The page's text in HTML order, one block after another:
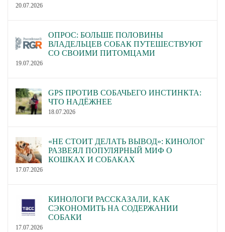
20.07.2026
ОПРОС: БОЛЬШЕ ПОЛОВИНЫ
ВЛАДЕЛЬЦЕВ СОБАК ПУТЕШЕСТВУЮТ
СО СВОИМИ ПИТОМЦАМИ
19.07.2026
GPS ПРОТИВ СОБАЧЬЕГО ИНСТИНКТА:
ЧТО НАДЁЖНЕЕ
18.07.2026
«НЕ СТОИТ ДЕЛАТЬ ВЫВОД»: КИНОЛОГ
РАЗВЕЯЛ ПОПУЛЯРНЫЙ МИФ О
КОШКАХ И СОБАКАХ
17.07.2026
КИНОЛОГИ РАССКАЗАЛИ, КАК
СЭКОНОМИТЬ НА СОДЕРЖАНИИ
СОБАКИ
17.07.2026